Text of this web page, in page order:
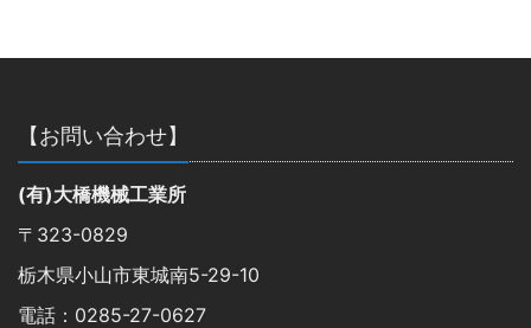
【お問い合わせ】
(有)大橋機械工業所
〒323-0829
栃木県小山市東城南5-29-10
電話：0285-27-0627